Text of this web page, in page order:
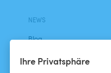
Ihre Privatsphäre
NEWS
Blog
Swimmy in den Medien